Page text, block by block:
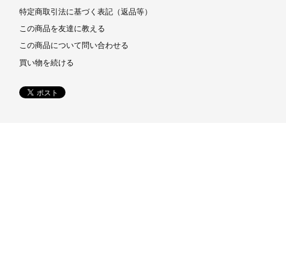
特定商取引法に基づく表記（返品等）
この商品を友達に教える
この商品について問い合わせる
買い物を続ける